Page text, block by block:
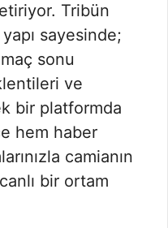
Tribün
sayesinde;
sonu
ve
bir platformda
hem haber
camianın
bir ortam